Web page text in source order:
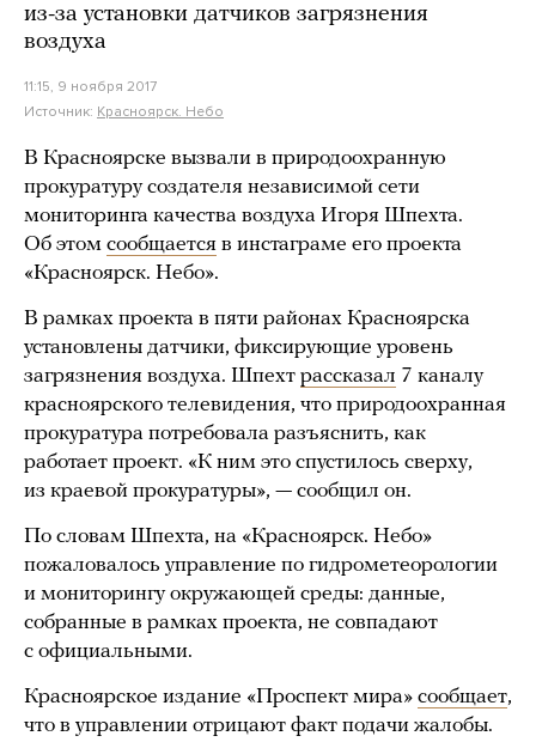
из-за установки датчиков загрязнения
воздуха
11:15, 9 ноября 2017
Источник: Красноярск. Небо
В Красноярске вызвали в природоохранную
прокуратуру создателя независимой сети
мониторинга качества воздуха Игоря Шпехта.
Об этом сообщается в инстаграме его проекта
«Красноярск. Небо».
В рамках проекта в пяти районах Красноярска
установлены датчики, фиксирующие уровень
загрязнения воздуха. Шпехт рассказал 7 каналу
красноярского телевидения, что природоохранная
прокуратура потребовала разъяснить, как
работает проект. «К ним это спустилось сверху,
из краевой прокуратуры», — сообщил он.
По словам Шпехта, на «Красноярск. Небо»
пожаловалось управление по гидрометеорологии
и мониторингу окружающей среды: данные,
собранные в рамках проекта, не совпадают
с официальными.
Красноярское издание «Проспект мира» сообщает,
что в управлении отрицают факт подачи жалобы.